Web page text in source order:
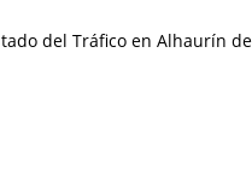
del Tráfico en Alhaurín